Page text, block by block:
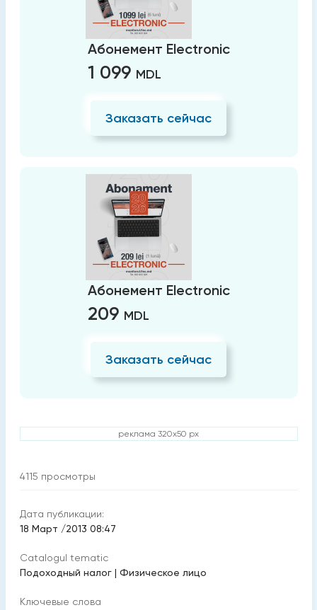
Абонемент Electronic
1 099 MDL
Заказать сейчас
Абонемент Electronic
209 MDL
Заказать сейчас
реклама 320x50 px
4115 просмотры
Дата публикации:
18 Март /2013 08:47
Catalogul tematic
Подоходный налог | Физическое лицо
Ключевые слова